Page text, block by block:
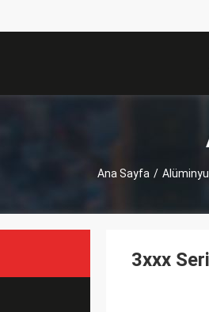
Ana Sayfa /
3xxx